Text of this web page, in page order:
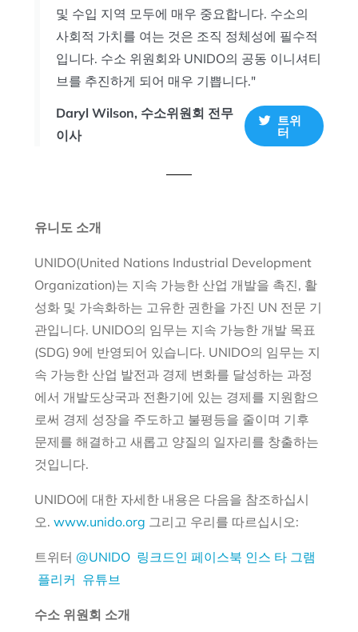
및 수입 지역 모두에 매우 중요합니다. 수소의
사회적 가치를 여는 것은 조직 정체성에 필수적
입니다. 수소 위원회와 UNIDO의 공동 이니셔티
브를 추진하게 되어 매우 기쁩니다."
Daryl Wilson, 수소위원회 전무
이사
트위
터
유니도 소개
UNIDO(United Nations Industrial Development
Organization)는 지속 가능한 산업 개발을 촉진, 활
성화 및 가속화하는 고유한 권한을 가진 UN 전문 기
관입니다. UNIDO의 임무는 지속 가능한 개발 목표
(SDG) 9에 반영되어 있습니다. UNIDO의 임무는 지
속 가능한 산업 발전과 경제 변화를 달성하는 과정
에서 개발도상국과 전환기에 있는 경제를 지원함으
로써 경제 성장을 주도하고 불평등을 줄이며 기후
문제를 해결하고 새롭고 양질의 일자리를 창출하는
것입니다.
UNIDO에 대한 자세한 내용은 다음을 참조하십시
오. www.unido.org 그리고 우리를 따르십시오:
트위터 @UNIDO 링크드인 페이스북 인스 타 그램
플리커 유튜브
수소 위원회 소개